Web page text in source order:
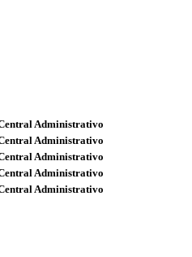
Administrativo
Administrativo
Administrativo
Administrativo
Administrativo